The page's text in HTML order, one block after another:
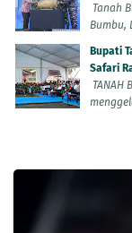
Tanah
Bumbu,
Bupati
Safari
TANAH